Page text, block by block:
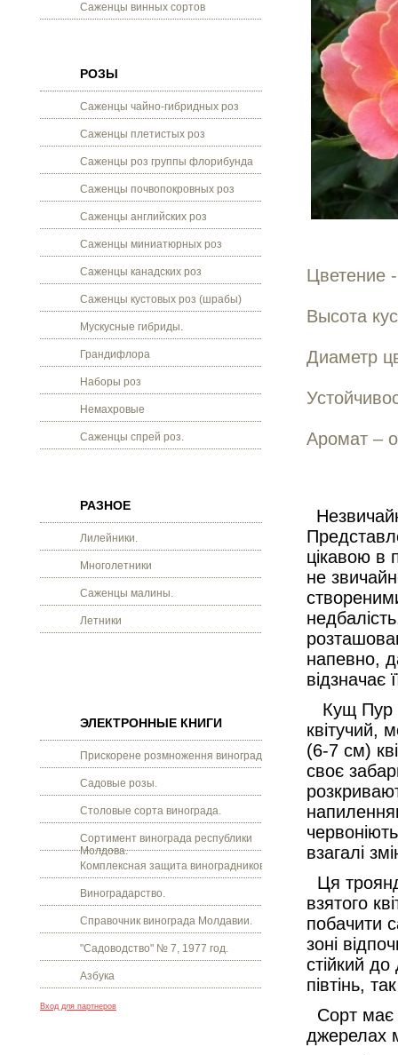
Саженцы винных сортов
РОЗЫ
Саженцы чайно-гибридных роз
Саженцы плетистых роз
Саженцы роз группы флорибунда
Саженцы почвопокровных роз
Саженцы английских роз
Саженцы миниатюрных роз
Саженцы канадских роз
Саженцы кустовых роз (шрабы)
Мускусные гибриды.
Грандифлора
Наборы роз
Немахровые
Саженцы спрей роз.
РАЗНОЕ
Лилейники.
Многолетники
Саженцы малины.
Летники
ЭЛЕКТРОННЫЕ КНИГИ
Прискорене розмноження винограду.
Садовые розы.
Столовые сорта винограда.
Сортимент винограда республики
Молдова.
Комплексная защита виноградников.
Виноградарство.
Справочник винограда Молдавии.
"Садоводство" № 7, 1977 год.
Азбука
Вход для партнеров
Цветение
Высота
Диаметр
Аромат –
цікавою в
не
напевно,
відзначає
Кущ Пур
квітучий,
(6-7 см)
своє
взагалі
Ця
взятого
побачити
зоні
стійкий
півтінь,
Сорт має
джерелах